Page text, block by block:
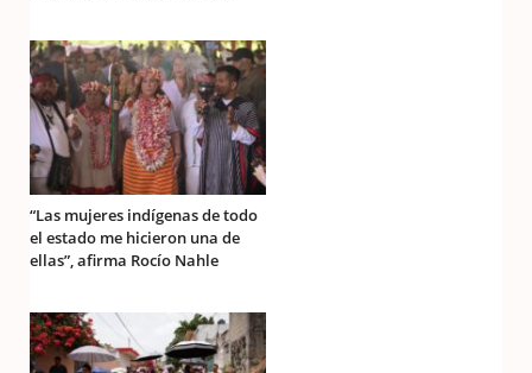
“Las mujeres indígenas de todo
el estado me hicieron una de
ellas”, afirma Rocío Nahle